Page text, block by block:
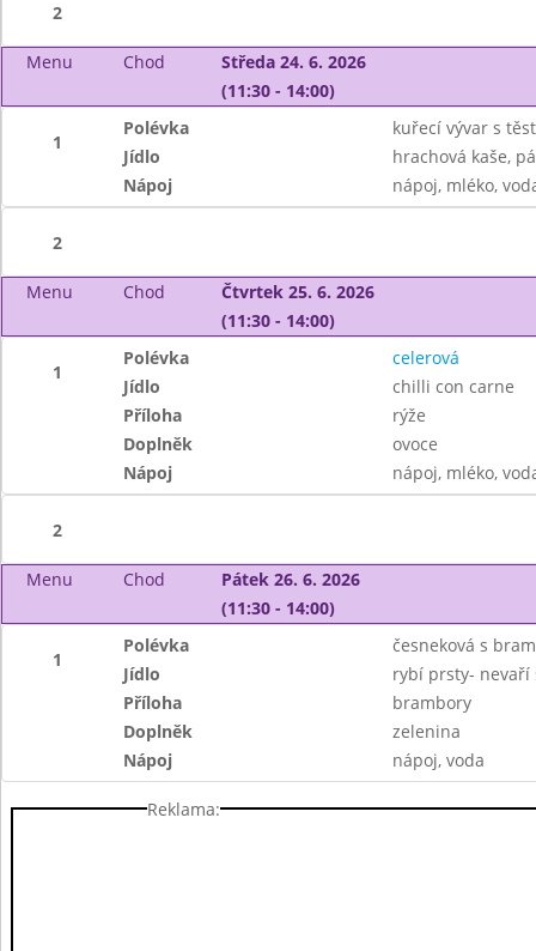
2
Menu Chod
Středa 24. 6. 2026
(11:30 - 14:00)
1
Polévka
kuřecí vývar s
Jídlo
hrachová kaše,
Nápoj
nápoj, mléko,
2
Menu Chod
Čtvrtek 25. 6. 2026
(11:30 - 14:00)
1
Polévka
celerová
Jídlo
chilli con carne
Příloha
rýže
Doplněk
ovoce
Nápoj
nápoj, mléko,
2
Menu Chod
Pátek 26. 6. 2026
(11:30 - 14:00)
1
Polévka
česneková s
Jídlo
rybí prsty- nevaří
Příloha
brambory
Doplněk
zelenina
Nápoj
nápoj, voda
Reklama: